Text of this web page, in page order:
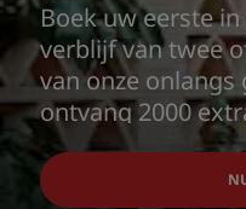
Boek uw eerste
verblijf van twee
van onze onlangs
ontvang 2000